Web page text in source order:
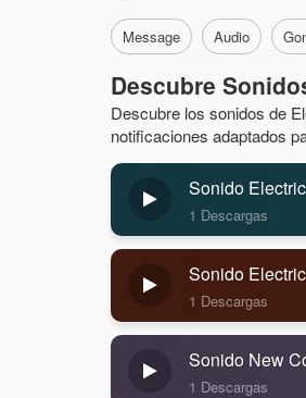
Message Audio
Descubre
Descubre los sonidos de
notificaciones adaptados
Sonido
1 Descargas
Sonido
1 Descargas
Sonido New
1 Descargas